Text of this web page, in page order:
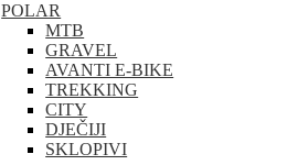
POLAR
MTB
GRAVEL
AVANTI E-BIKE
TREKKING
CITY
DJEČIJI
SKLOPIVI